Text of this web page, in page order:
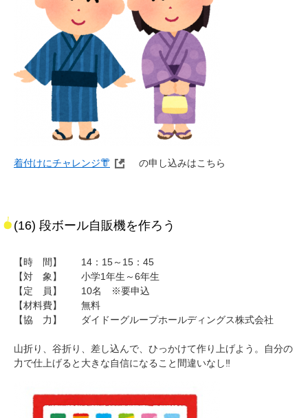
着付けにチャレンジ👘 の申し込みはこちら
(16) 段ボール自販機を作ろう
【時 間】 14：15～15：45
【対 象】 小学1年生～6年生
【定 員】 10名 ※要申込
【材料費】 無料
【協 力】 ダイドーグループホールディングス株式会社
山折り、谷折り、差し込んで、ひっかけて作り上げよう。自分の
力で仕上げると大きな自信になること間違いなし‼